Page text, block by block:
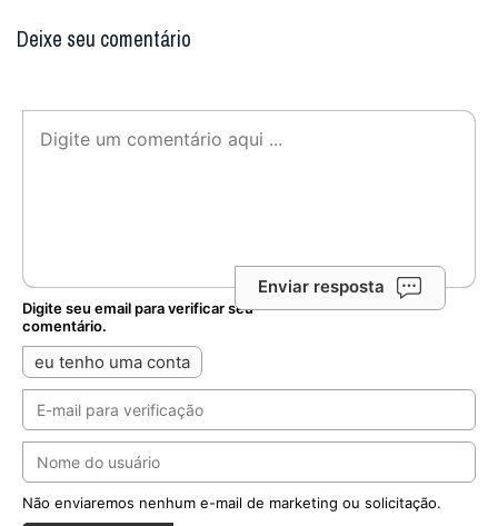
Deixe seu comentário
Enviar resposta
Digite seu email para verificar seu
comentário.
eu tenho uma conta
Não enviaremos nenhum e-mail de marketing ou solicitação.